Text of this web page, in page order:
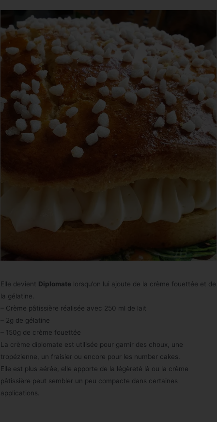
Elle devient Diplomate lorsqu’on lui ajoute de la crème fouettée et de
la gélatine.
– Crème pâtissière réalisée avec 250 ml de lait
– 2g de gélatine
– 150g de crème fouettée
La crème diplomate est utilisée pour garnir des choux, une
tropézienne, un fraisier ou encore pour les number cakes.
Elle est plus aérée, elle apporte de la légèreté là ou la crème
pâtissière peut sembler un peu compacte dans certaines
applications.